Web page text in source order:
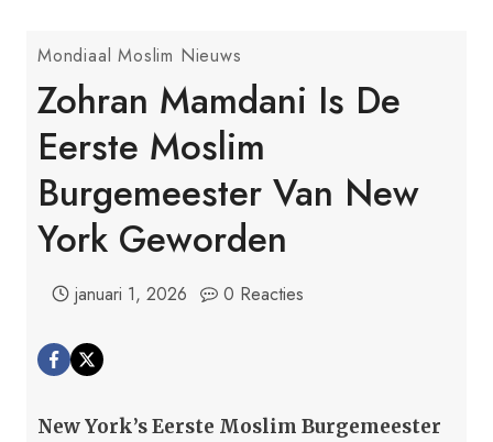
Mondiaal Moslim Nieuws
Zohran Mamdani Is De
Eerste Moslim
Burgemeester Van New
York Geworden
januari 1, 2026 0 Reacties
New York’s Eerste Moslim Burgemeester